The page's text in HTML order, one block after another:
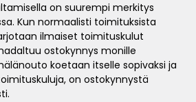
on suurempi merkitys
Kun normaalisti toimituksista
ilmaiset toimituskulut
ostokynnys monille
koetaan itselle sopivaksi ja
on ostokynnystä